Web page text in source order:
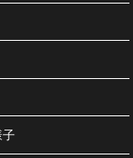
子